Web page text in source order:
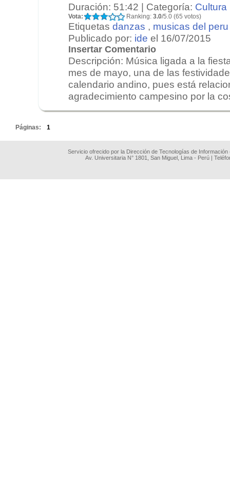
Duración: 51:42 | Categoría: Cultura
Vota: Ranking: 3.0/5.0 (65 votos)
Etiquetas danzas , musicas del peru
Publicado por: ide el 16/07/2015
Insertar Comentario
Descripción: Música ligada a la
mes de mayo, una de las
calendario andino, pues está
agradecimiento campesino por la
Páginas: 1
Servicio ofrecido por la Dirección de Tecnologías de
Av. Universitaria N° 1801, San Miguel, Lima - Perú |